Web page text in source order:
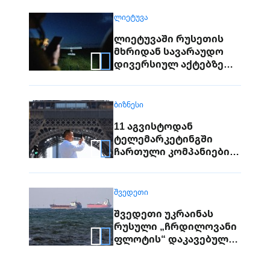
ᲚᲘᲔᲢᲣᲕᲐ
ლიეტუვაში რუსეთის
მხრიდან სავარაუდო
დივერსიულ აქტებზე
ᲑᲘᲖᲜᲔᲡᲘ
11 აგვისტოდან
ტელემარკეტინგში
ჩართული კომპანიები
დაუკავშირდებიან
მოქალაქეებს
ᲨᲕᲔᲓᲔᲗᲘ
შვედეთი უკრაინას
რუსული „ჩრდილოვანი
ფლოტის“ დაკავებულ